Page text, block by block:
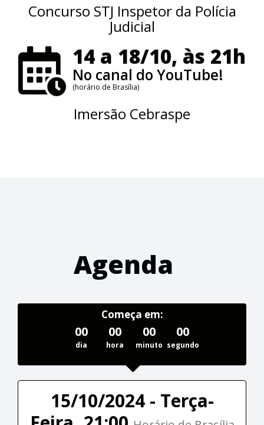
Concurso STJ Inspetor da Polícia
Judicial
14 a 18/10, às 21h
No canal do YouTube!
(horário de Brasília)
Imersão Cebraspe
Agenda
Começa em:
00
dia
00
hora
00
minuto
00
segundo
15/10/2024 - Terça-